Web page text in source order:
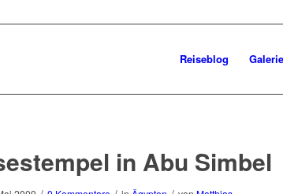
Reiseblog
in Abu Simbel